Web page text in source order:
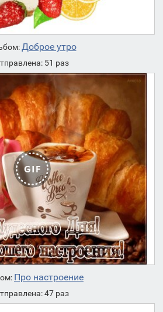
Доброе утро
51 раз
Про настроение
47 раз